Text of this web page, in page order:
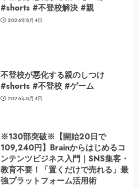
#shorts #不登校解決 #親
2026年8月4日
不登校が悪化する親のしつけ
#shorts #不登校 #ゲーム
2026年8月4日
※130部突破※【開始20日で
109,240円】Brainからはじめるコ
ンテンツビジネス入門｜SNS集客・
教育不要！「置くだけで売れる」最
強プラットフォーム活用術